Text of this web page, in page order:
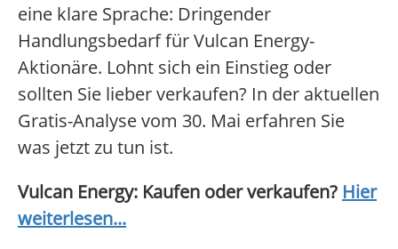
eine klare Sprache: Dringender
Handlungsbedarf für Vulcan Energy-
Aktionäre. Lohnt sich ein Einstieg oder
sollten Sie lieber verkaufen? In der aktuellen
Gratis-Analyse vom 30. Mai erfahren Sie
was jetzt zu tun ist.
Vulcan Energy: Kaufen oder verkaufen? Hier
weiterlesen...